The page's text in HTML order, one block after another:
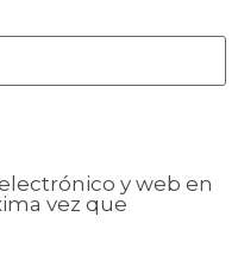
y web en
vez que